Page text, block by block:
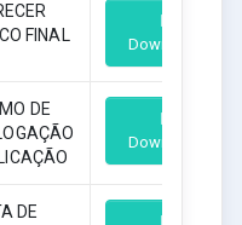
FINAL
Download
DE
Download
DE